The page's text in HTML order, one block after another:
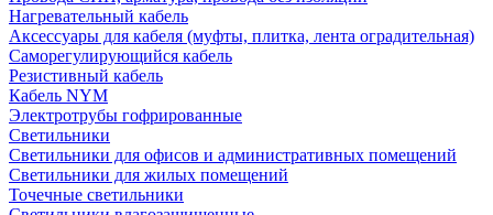
Нагревательный кабель
Аксессуары для кабеля (муфты, плитка, лента оградительная)
Саморегулирующийся кабель
Резистивный кабель
Кабель NYM
Электротрубы гофрированные
Светильники
Светильники для офисов и административных помещений
Светильники для жилых помещений
Точечные светильники